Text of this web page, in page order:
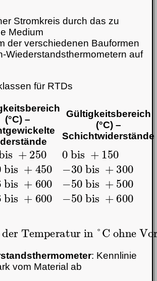
Stromkreis durch das zu
Medium
der verschiedenen Bauformen
Wiederstandsthermometern auf
für RTDs
(°C) –
Gültigkeitsbereich
(°C) –
Schichtwiderstände
+250 0 bis + 150
bis+ 450 30 bis +300
bis + 600 50 bis +500
bis + 600 50 bis +600
Temperatur in °C ohne
: Kennlinie
vom Material ab